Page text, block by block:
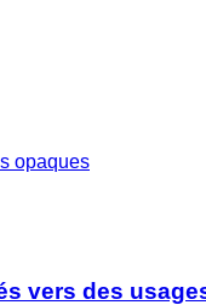
opaques
vers des